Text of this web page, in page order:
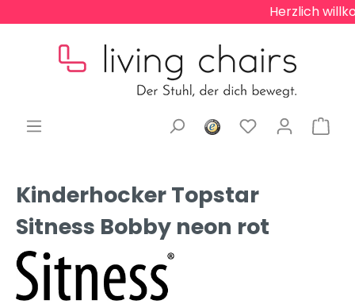
Herzlich
Kinderhocker Topstar
Sitness Bobby neon rot